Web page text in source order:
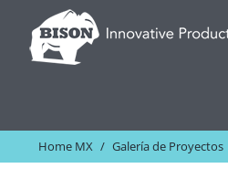
Home MX / Galería de Proyectos